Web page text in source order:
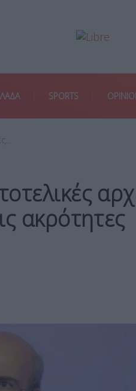
SPORTS
ακρότητες